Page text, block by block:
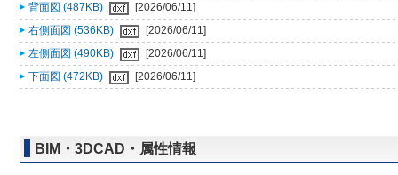
背面図 (487KB)
[2026/06/11]
右側面図 (536KB)
[2026/06/11]
左側面図 (490KB)
[2026/06/11]
下面図 (472KB)
[2026/06/11]
BIM・3DCAD・属性情報